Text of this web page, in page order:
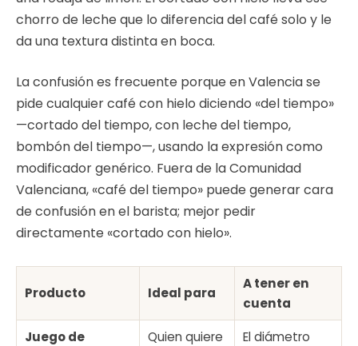
chorro de leche que lo diferencia del café solo y le
da una textura distinta en boca.
La confusión es frecuente porque en Valencia se
pide cualquier café con hielo diciendo «del tiempo»
—cortado del tiempo, con leche del tiempo,
bombón del tiempo—, usando la expresión como
modificador genérico. Fuera de la Comunidad
Valenciana, «café del tiempo» puede generar cara
de confusión en el barista; mejor pedir
directamente «cortado con hielo».
Producto Ideal para
A tener en
cuenta
Juego de
Quien quiere
El diámetro